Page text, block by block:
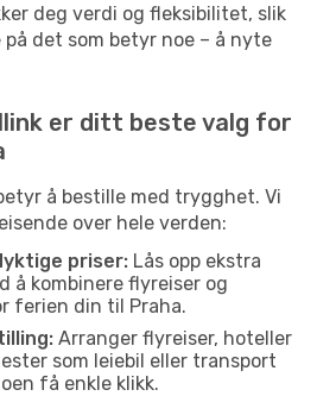
deg verdi og fleksibilitet, slik
det som betyr noe – å nyte
er ditt beste valg for
å bestille med trygghet. Vi
over hele verden:
priser: Lås opp ekstra
å kombinere flyreiser og
ferien din til Praha.
Arranger flyreiser, hoteller
som leiebil eller transport
få enkle klikk.